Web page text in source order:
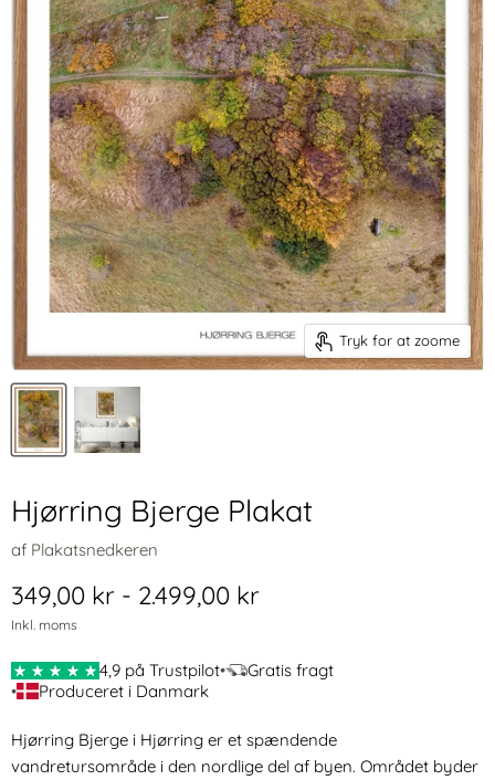
Tryk for at zoome
Hjørring Bjerge Plakat
af Plakatsnedkeren
349,00 kr - 2.499,00 kr
Inkl. moms
4,9 på Trustpilot•
Gratis fragt
•
Produceret i Danmark
Hjørring Bjerge i Hjørring er et spændende
vandretursområde i den nordlige del af byen. Området byder